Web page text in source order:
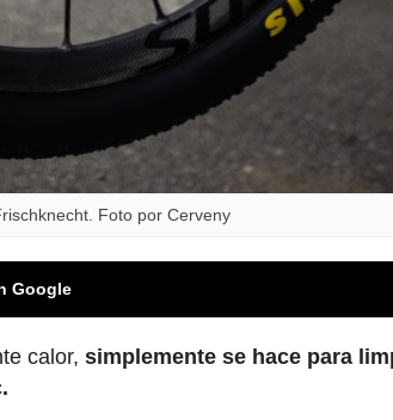
Foto por Cerveny
Google
calor,simplemente se hace para